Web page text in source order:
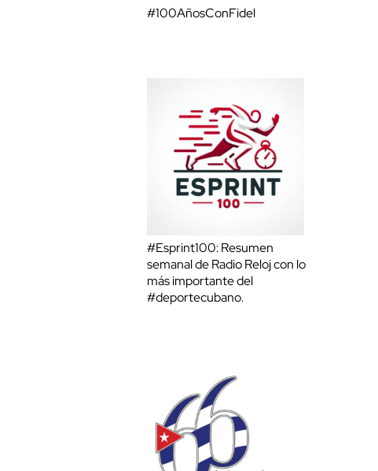
#100AñosConFidel
#Esprint100: Resumen
semanal de Radio Reloj con lo
más importante del
#deportecubano.